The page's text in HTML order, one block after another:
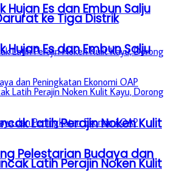
Hujan Es dan Embun Salju
Latih Perajin Noken Kulit
Pelestarian Budaya dan
ke Tiga Distrik
Es dan Embun Salju
Latih Perajin Noken Kulit